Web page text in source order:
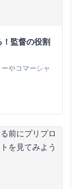
監督の役割
やコマーシャ